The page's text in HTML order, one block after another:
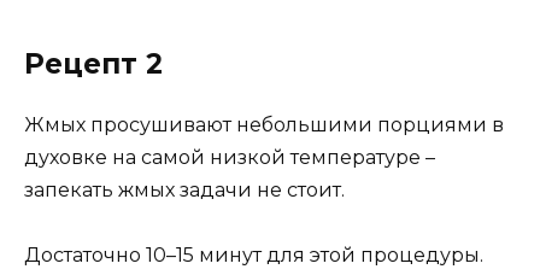
Рецепт 2
Жмых просушивают небольшими порциями в
духовке на самой низкой температуре –
запекать жмых задачи не стоит.
Достаточно 10–15 минут для этой процедуры.